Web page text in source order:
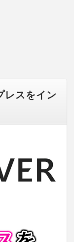
レスをイン